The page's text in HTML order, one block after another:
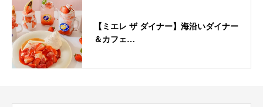
【ミエレ ザ ダイナー】海沿いダイナー
＆カフェ…